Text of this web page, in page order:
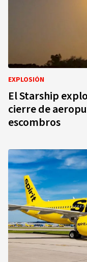
EXPLOSIÓN
El Starship
cierre de
escombros